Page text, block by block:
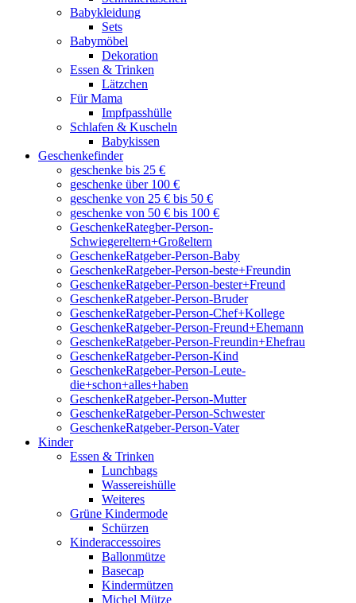
Babykleidung
Sets
Babymöbel
Dekoration
Essen & Trinken
Lätzchen
Für Mama
Impfpasshülle
Schlafen & Kuscheln
Babykissen
Geschenkefinder
geschenke bis 25 €
geschenke über 100 €
geschenke von 25 € bis 50 €
geschenke von 50 € bis 100 €
GeschenkeRategber-Person-
Schwiegereltern+Großeltern
GeschenkeRatgeber-Person-Baby
GeschenkeRatgeber-Person-beste+Freundin
GeschenkeRatgeber-Person-bester+Freund
GeschenkeRatgeber-Person-Bruder
GeschenkeRatgeber-Person-Chef+Kollege
GeschenkeRatgeber-Person-Freund+Ehemann
GeschenkeRatgeber-Person-Freundin+Ehefrau
GeschenkeRatgeber-Person-Kind
GeschenkeRatgeber-Person-Leute-
die+schon+alles+haben
GeschenkeRatgeber-Person-Mutter
GeschenkeRatgeber-Person-Schwester
GeschenkeRatgeber-Person-Vater
Kinder
Essen & Trinken
Lunchbags
Wassereishülle
Weiteres
Grüne Kindermode
Schürzen
Kinderaccessoires
Ballonmütze
Basecap
Kindermützen
Michel Mütze